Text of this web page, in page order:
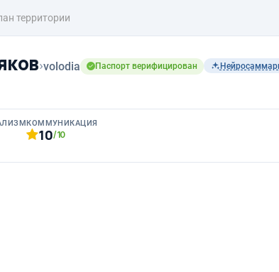
территории
›volodia Паспорт верифицирован
КОММУНИКАЦИЯ
10/10